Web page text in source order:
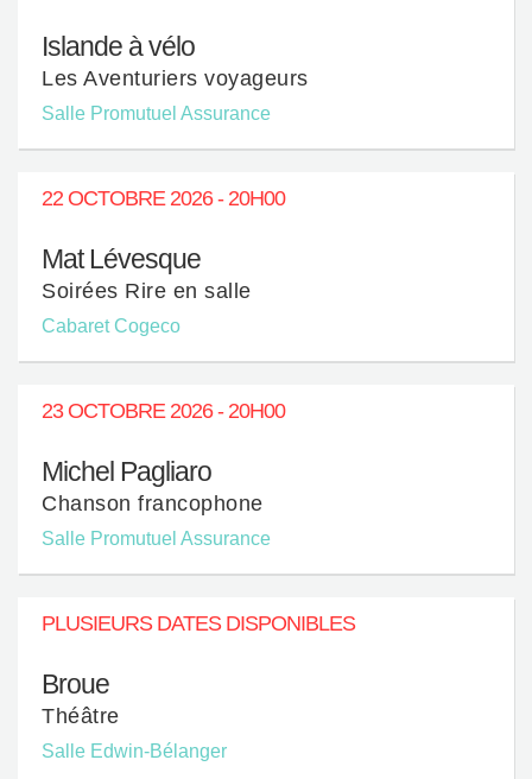
Islande à vélo
Les Aventuriers voyageurs
Salle Promutuel Assurance
22 OCTOBRE 2026 - 20H00
Mat Lévesque
Soirées Rire en salle
Cabaret Cogeco
23 OCTOBRE 2026 - 20H00
Michel Pagliaro
Chanson francophone
Salle Promutuel Assurance
PLUSIEURS DATES DISPONIBLES
Broue
Théâtre
Salle Edwin-Bélanger